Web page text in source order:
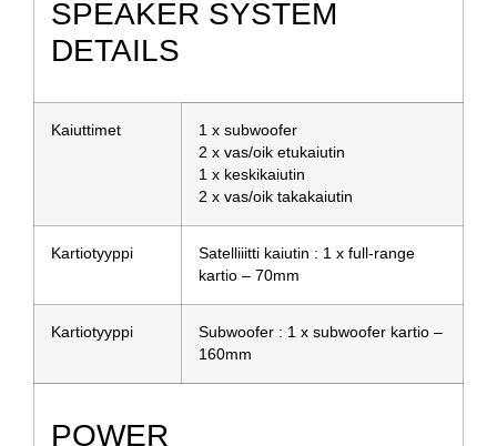
SPEAKER SYSTEM
DETAILS
Kaiuttimet
1 x subwoofer
2 x vas/oik etukaiutin
1 x keskikaiutin
2 x vas/oik takakaiutin
Kartiotyyppi
Satelliiitti kaiutin : 1 x full-range
kartio – 70mm
Kartiotyyppi
Subwoofer : 1 x subwoofer kartio –
160mm
POWER